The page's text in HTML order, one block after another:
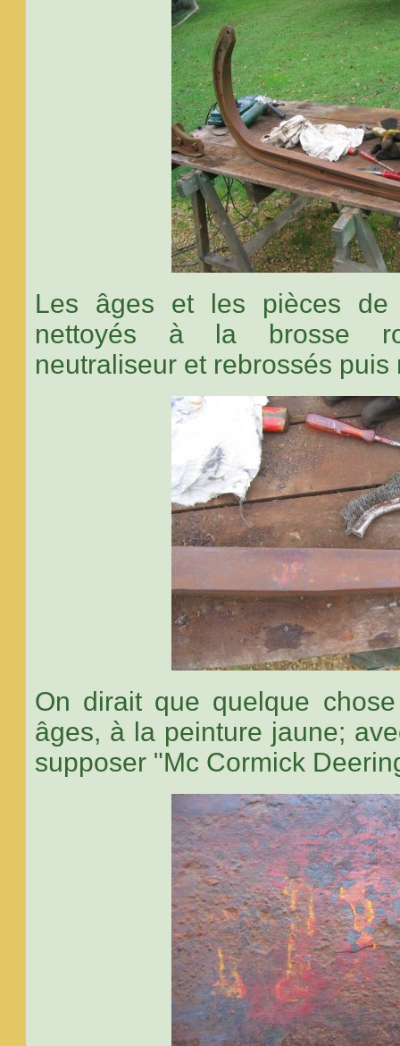
Les âges et les pièces de
nettoyés à la brosse
neutraliseur et rebrossés
On dirait que quelque
âges, à la peinture jaune;
supposer "Mc Cormick